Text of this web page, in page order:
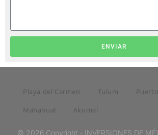
ENVIAR
Playa del Carmen Tulum
Mahahual
Akumal
© 2026 Copyright - INVERSIONES DE